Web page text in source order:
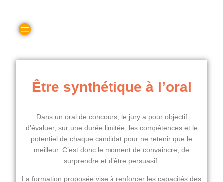
Être synthétique à l’oral
Dans un oral de concours, le jury a pour objectif
d’évaluer, sur une durée limitée, les compétences et le
potentiel de chaque candidat pour ne retenir que le
meilleur. C’est donc le moment de convaincre, de
surprendre et d’être persuasif.
La formation proposée vise à renforcer les capacités des